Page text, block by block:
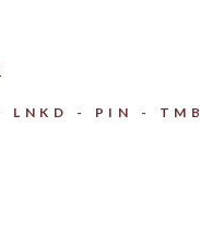
LNKD PIN TMB